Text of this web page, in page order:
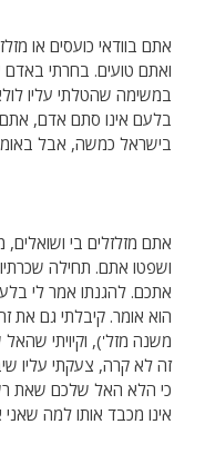
אתם בוודאי כועסים או
ואתם טועים. בחרתי
במשימה שהטלתי עליו
בלעם אינו סתם אדם,
בישראל כמשה, אבל
אתם מזלזלים בי
ושפטו אתם. תחילה
אתכם. להגנתו אמר לי
הוא אומר. קיבלתי גם את
משנה מזל'), וקיויתי
זה לא קרה, צעקתי עליו
כי הלא האל שלכם שאת
אינו מכבד אותו למה שאני